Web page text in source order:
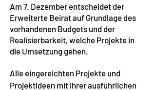
Am 7. Dezember entscheidet der
Erweiterte Beirat auf Grundlage des
vorhandenen Budgets und der
Realisierbarkeit, welche Projekte in
die Umsetzung gehen.
Alle eingereichten Projekte und
Projektideen mit ihrer ausführlichen